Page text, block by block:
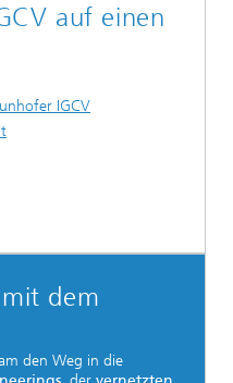
auf einen
IGCV
dem
den Weg in die